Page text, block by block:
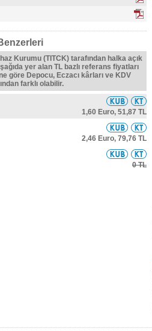
Kurumu (TITCK) tarafından halka açık
yer alan TL bazlı referans fiyatları
göre Depocu, Eczacı kârları ve KDV
farklı olabilir.
1,60 Euro, 51,87 TL
2,46 Euro, 79,76 TL
0 TL